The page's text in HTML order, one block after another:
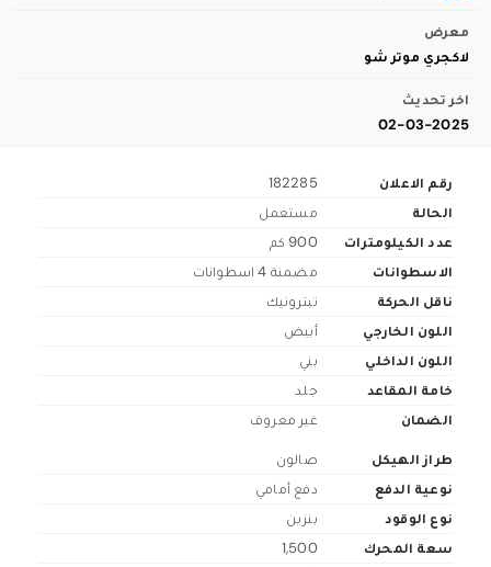
معرض
لاكجري موتر شو
اخر تحديث
02-03-2025
رقم الاعلان
182285
الحالة
مستعمل
عدد الكيلومترات
900 كم
الاسطوانات
مضمنة 4 اسطوانات
ناقل الحركة
تبترونيك
اللون الخارجي
أبيض
اللون الداخلي
بني
خامة المقاعد
جلد
الضمان
غير معروف
طراز الهيكل
صالون
نوعية الدفع
دفع أمامي
نوع الوقود
بنزين
سعة المحرك
1,500